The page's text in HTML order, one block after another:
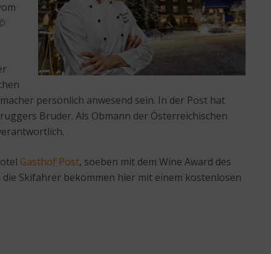
persönlich anwesend sein. In der Post hat
Bruder. Als Obmann der Österreichischen
Gasthof Post, soeben mit dem Wine Award des
Skifahrer bekommen hier mit einem kostenlosen